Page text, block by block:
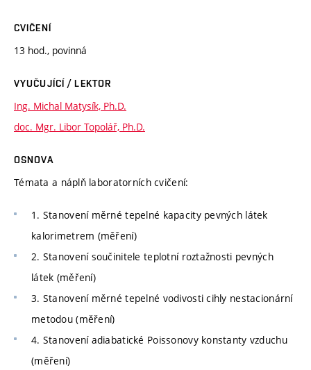
CVIČENÍ
13 hod., povinná
VYUČUJÍCÍ / LEKTOR
Ing. Michal Matysík, Ph.D.
doc. Mgr. Libor Topolář, Ph.D.
OSNOVA
Témata a náplň laboratorních cvičení:
1. Stanovení měrné tepelné kapacity pevných látek
kalorimetrem (měření)
2. Stanovení součinitele teplotní roztažnosti pevných
látek (měření)
3. Stanovení měrné tepelné vodivosti cihly nestacionární
metodou (měření)
4. Stanovení adiabatické Poissonovy konstanty vzduchu
(měření)